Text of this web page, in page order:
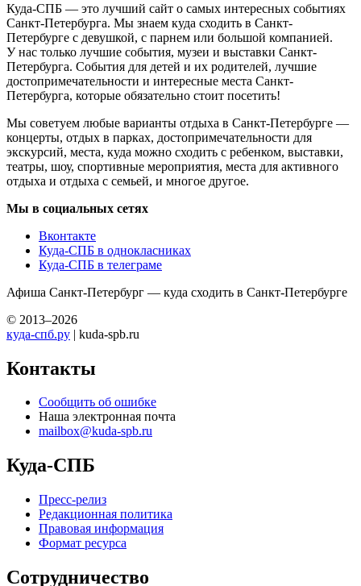
Куда-СПБ — это лучший сайт о самых интересных событиях
Санкт-Петербурга. Мы знаем куда сходить в Санкт-
Петербурге с девушкой, с парнем или большой компанией.
У нас только лучшие события, музеи и выставки Санкт-
Петербурга. События для детей и их родителей, лучшие
достопримечательности и интересные места Санкт-
Петербурга, которые обязательно стоит посетить!
Мы советуем любые варианты отдыха в Санкт-Петербурге —
концерты, отдых в парках, достопримечательности для
экскурсий, места, куда можно сходить с ребенком, выставки,
театры, шоу, спортивные мероприятия, места для активного
отдыха и отдыха с семьей, и многое другое.
Мы в социальных сетях
Вконтакте
Куда-СПБ в однокласниках
Куда-СПБ в телеграме
Афиша Санкт-Петербург — куда сходить в Санкт-Петербурге
© 2013–2026
куда-спб.ру | kuda-spb.ru
Контакты
Сообщить об ошибке
Наша электронная почта
mailbox@kuda-spb.ru
Куда-СПБ
Пресс-релиз
Редакционная политика
Правовая информация
Формат ресурса
Сотрудничество